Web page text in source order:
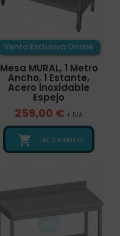
Venta Exclusiva Online
Mesa MURAL, 1 Metro
Ancho, 1 Estante,
Acero inoxidable
Espejo
259,00 € + IVA
 ¡AL CARRITO!